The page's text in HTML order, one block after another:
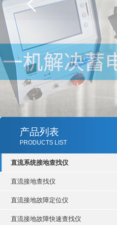
产品列表
PRODUCTS LIST
直流系统接地查找仪
直流接地查找仪
直流接地故障定位仪
直流接地故障快速查找仪